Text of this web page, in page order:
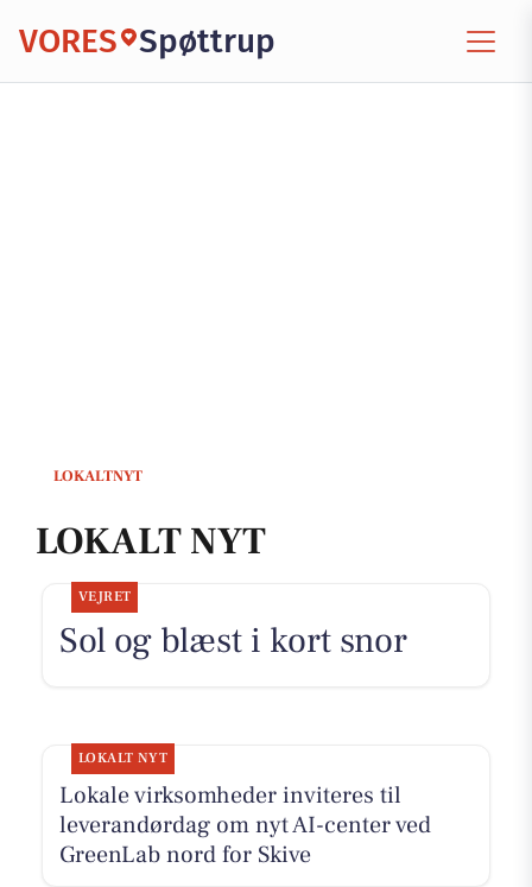
VORES Spøttrup
LOKALTNYT
LOKALT NYT
VEJRET
Sol og blæst i kort snor
LOKALT NYT
Lokale virksomheder inviteres til
leverandørdag om nyt AI-center ved
GreenLab nord for Skive